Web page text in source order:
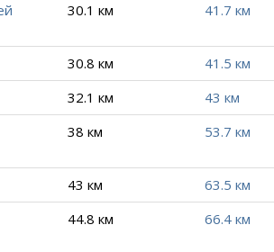
30.1 км 41.7 км
30.8 км 41.5 км
32.1 км 43 км
38 км 53.7 км
43 км 63.5 км
44.8 км 66.4 км